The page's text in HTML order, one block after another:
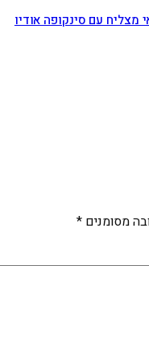
עם סינקופה אודיו
מסומנים *